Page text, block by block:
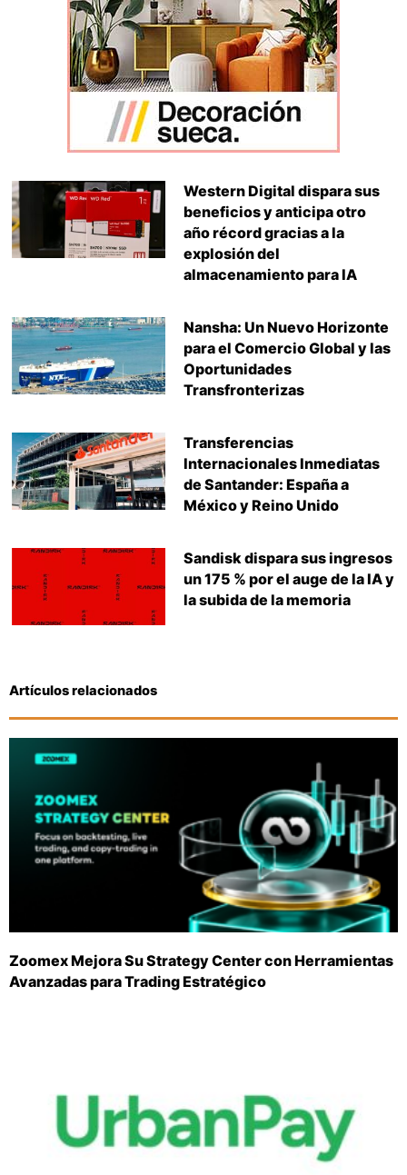
Western Digital dispara sus
beneficios y anticipa otro
año récord gracias a la
explosión del
almacenamiento para IA
Nansha: Un Nuevo Horizonte
para el Comercio Global y las
Oportunidades
Transfronterizas
Transferencias
Internacionales Inmediatas
de Santander: España a
México y Reino Unido
Sandisk dispara sus ingresos
un 175 % por el auge de la IA y
la subida de la memoria
Artículos relacionados
Zoomex Mejora Su Strategy Center con Herramientas
Avanzadas para Trading Estratégico